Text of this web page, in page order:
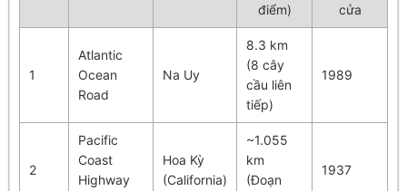
điểm)
cửa
1
Atlantic
Ocean
Road
Na Uy
8.3 km
(8 cây
cầu liên
tiếp)
1989
2
Pacific
Coast
Highway
Hoa Kỳ
(California)
~1.055
km
(Đoạn
1937